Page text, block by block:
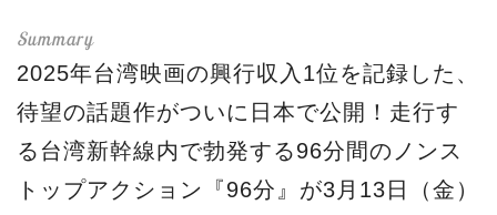
2025年台湾映画の興行収入1位を記録した、
待望の話題作がついに日本で公開！走行す
る台湾新幹線内で勃発する96分間のノンス
トップアクション『96分』が3月13日（金）